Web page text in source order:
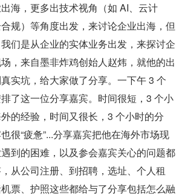
海，更多出技术视角（如 AI、云计
规）等角度出发，来讨论企业出海，但
们是从企业的实体业务出发，来探讨企
，来自墨非炸鸡创始人赵炜，就他的出
实坑，给大家做了分享。一下午 3 个
了这一位分享嘉宾。时间很短，3 个小
的经验，时间又很长，3 个小时的分
很“疲惫”...分享嘉宾把他在海外市场现
到的困难，以及参会嘉宾关心的问题都
从公司注册、到招聘，选址、个人租
票、护照这些都给与了分享包括怎么融